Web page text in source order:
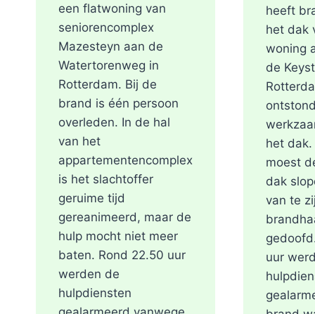
een flatwoning van
seniorencomplex
Mazesteyn aan de
Watertorenweg in
Rotterdam. Bij de
brand is één persoon
overleden. In de hal
van het
appartementencomplex
is het slachtoffer
geruime tijd
gereanimeerd, maar de
hulp mocht niet meer
baten. Rond 22.50 uur
werden de
hulpdiensten
heeft
het dak
woning
de
het
moest
dak
van te
uur